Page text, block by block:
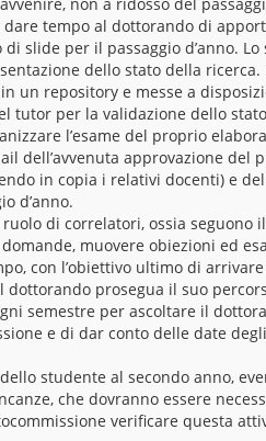
tempo al dottorando di
slide per il passaggio d’anno. Lo
dello stato della ricerca.
un repository e messe a
tutor per la validazione dello
l’esame del proprio
dell’avvenuta approvazione del
in copia i relativi docenti) e
d’anno.
di correlatori, ossia seguono
muovere obiezioni ed
con l’obiettivo ultimo di
prosegua il suo
semestre per ascoltare il
e di dar conto delle date
studente al secondo anno,
che dovranno essere
verificare questa